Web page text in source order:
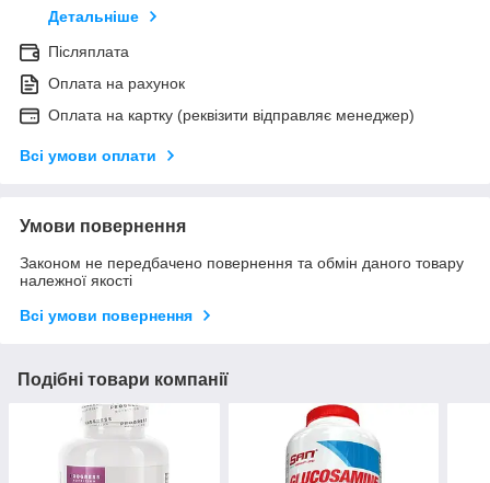
Детальніше
Післяплата
Оплата на рахунок
Оплата на картку (реквізити відправляє менеджер)
Всі умови оплати
Умови повернення
Законом не передбачено повернення та обмін даного товару
належної якості
Всі умови повернення
Подібні товари компанії